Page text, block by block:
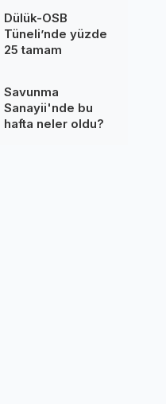
üretiyor
Dülük-OSB
Tüneli’nde yüzde
25 tamam
Savunma
Sanayii'nde bu
hafta neler oldu?